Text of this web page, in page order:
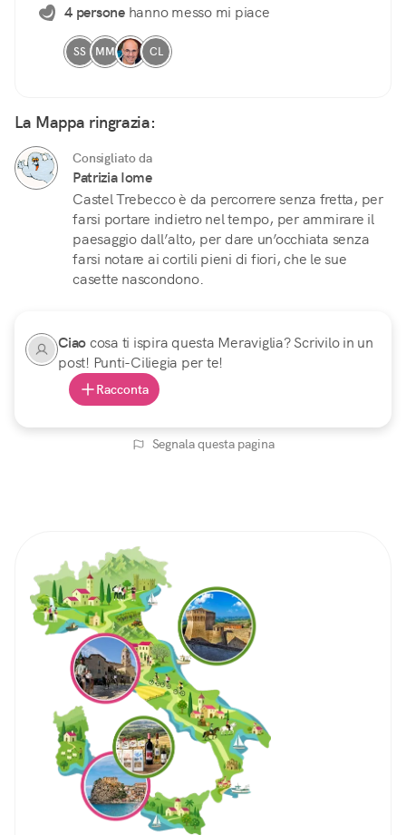
4 personehanno messo mi piace
SS MM CL
La Mappa ringrazia:
Consigliato da
Patrizia Iome
Castel Trebecco è da percorrere senza fretta, per
farsi portare indietro nel tempo, per ammirare il
paesaggio dall’alto, per dare un’occhiata senza
farsi notare ai cortili pieni di fiori, che le sue
casette nascondono.
Ciaocosa ti ispira questa Meraviglia? Scrivilo in un
post! Punti-Ciliegia per te!
Racconta
Segnala questa pagina